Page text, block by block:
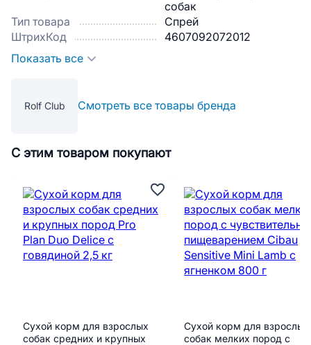
собак
Тип товара
Спрей
ШтрихКод
4607092072012
Показать все
Rolf Club Смотреть все товары бренда
С этим товаром покупают
Сухой корм для взрослых
собак средних и крупных
Сухой корм для взрослых
собак мелких пород с